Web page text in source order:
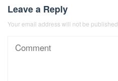
Leave a Reply
Your email address will not be published.